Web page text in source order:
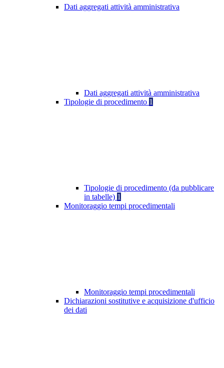
Dati aggregati attività amministrativa
Dati aggregati attività amministrativa
Tipologie di procedimento 1
Tipologie di procedimento (da pubblicare
in tabelle) 1
Monitoraggio tempi procedimentali
Monitoraggio tempi procedimentali
Dichiarazioni sostitutive e acquisizione d'ufficio
dei dati